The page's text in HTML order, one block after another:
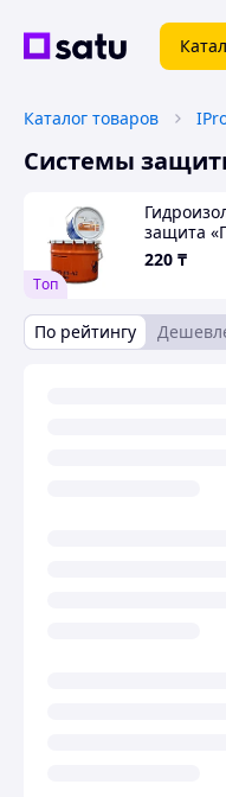
Каталог товаров
Системы
Tоп
защита
220 ₸
По рейтингу